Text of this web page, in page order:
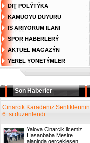
DIŢ POLÝTÝKA
KAMUOYU DUYURU
IS ARIYORUM ILANI
SPOR HABERLERÝ
AKTÜEL MAGAZÝN
YEREL YÖNETÝMLER
Son Haberler
Cinarcik Karadeniz Senliklerinin
6. si duzenlendi
Yalova Cinarcik ilcemiz
Hasanbaba Mesire
alaninda gerceklesen